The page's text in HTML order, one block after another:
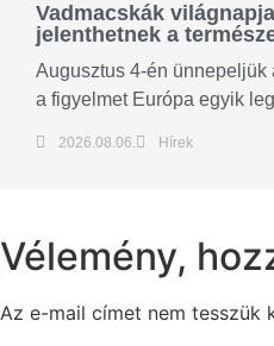
Vadmacskák
jelenthetnek a
Augusztus 4-én
a figyelmet Európa egyik
2026.08.06. Hírek
Vélemény,
Az e-mail címet nem tesszük